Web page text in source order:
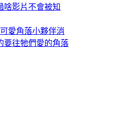
啥影片不會被知
愛角落小夥伴消
要往牠們愛的角落